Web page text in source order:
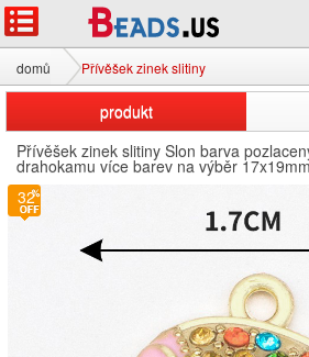
domů Přívěšek zinek slitiny
produkt
Přívěšek zinek slitiny Slon barva
drahokamu více barev na výběr